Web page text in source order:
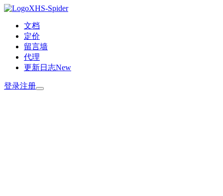
XHS-Spider
文档
定价
留言墙
代理
更新日志New
登录注册